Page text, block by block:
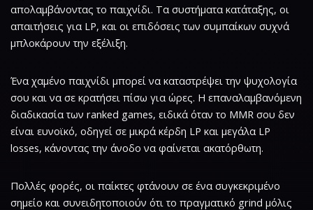
απολαμβάνοντας το παιχνίδι. Τα συστήματα κατάταξης, οι
απαιτήσεις για LP, και οι επιδόσεις των συμπαίκων συχνά
μπλοκάρουν την εξέλιξη.
Ένα χαμένο παιχνίδι μπορεί να καταστρέψει την ψυχολογία
σου και να σε κρατήσει πίσω για ώρες. Η επαναλαμβανόμενη
διαδικασία των ranked games, ειδικά όταν το MMR σου δεν
είναι ευνοϊκό, οδηγεί σε μικρά κέρδη LP και μεγάλα LP
losses, κάνοντας την άνοδο να φαίνεται ακατόρθωτη.
Πολλές φορές, οι παίκτες φτάνουν σε ένα συγκεκριμένο
σημείο και συνειδητοποιούν ότι το πραγματικό grind μόλις